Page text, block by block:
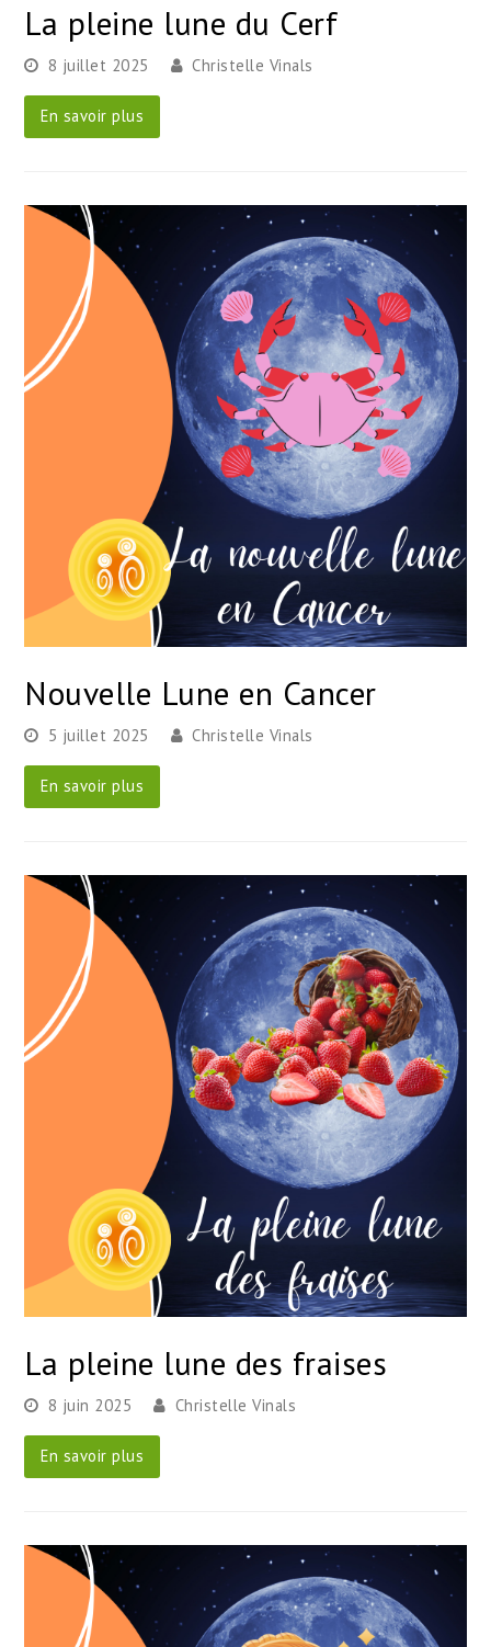
La pleine lune du Cerf
8 juillet 2025 Christelle Vinals
En savoir plus
Nouvelle Lune en Cancer
5 juillet 2025 Christelle Vinals
En savoir plus
La pleine lune des fraises
8 juin 2025 Christelle Vinals
En savoir plus